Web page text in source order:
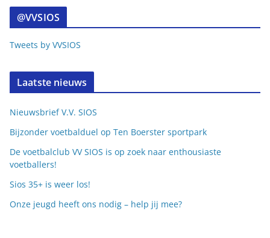
@VVSIOS
Tweets by VVSIOS
Laatste nieuws
Nieuwsbrief V.V. SIOS
Bijzonder voetbalduel op Ten Boerster sportpark
De voetbalclub VV SIOS is op zoek naar enthousiaste
voetballers!
Sios 35+ is weer los!
Onze jeugd heeft ons nodig – help jij mee?